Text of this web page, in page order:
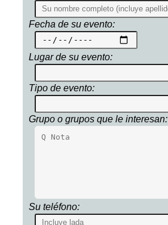
Fecha de su evento:
Lugar de su evento:
Tipo de evento:
Grupo o grupos que le interesan:
Su teléfono: